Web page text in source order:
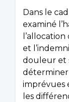
Dans le
examiné
et
douleur et
déterminer
imprévues
les